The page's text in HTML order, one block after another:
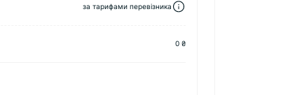
за тарифами перевізника
0 ₴